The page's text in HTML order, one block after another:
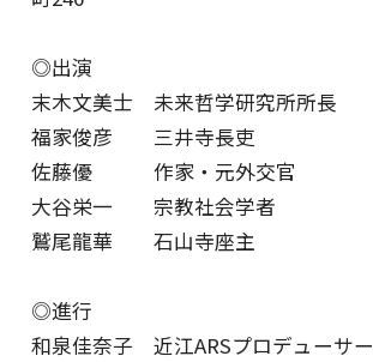
◎出演
末木文美士 未来哲学研究所所長
福家俊彦 三井寺長吏
佐藤優 作家・元外交官
大谷栄一 宗教社会学者
鷲尾龍華 石山寺座主
◎進行
和泉佳奈子 近江ARSプロデューサー